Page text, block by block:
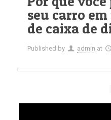
seu carro
de caixa de
Published by admin at